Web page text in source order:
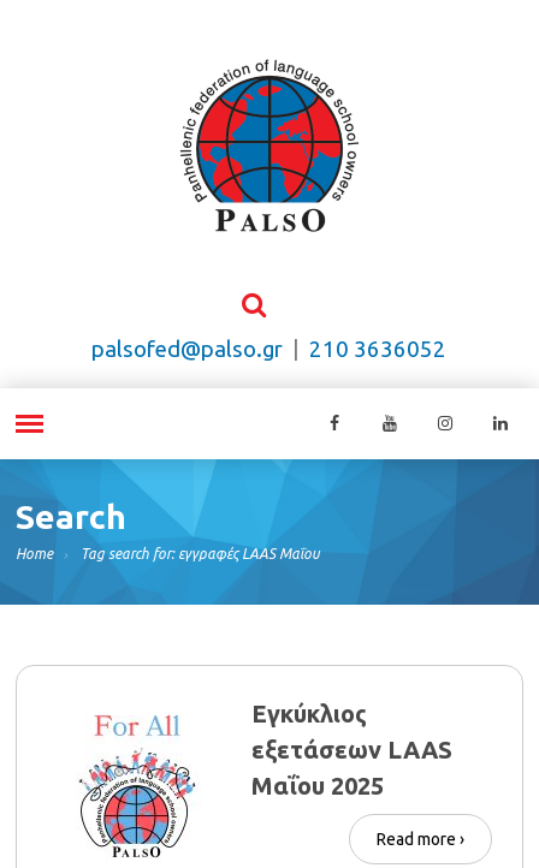
palsofed@palso.gr 210 3636052
Search
Home Tag search for: εγγραφές LAAS Μαΐου
Εγκύκλιος
εξετάσεων LAAS
Μαΐου 2025
Read more ›